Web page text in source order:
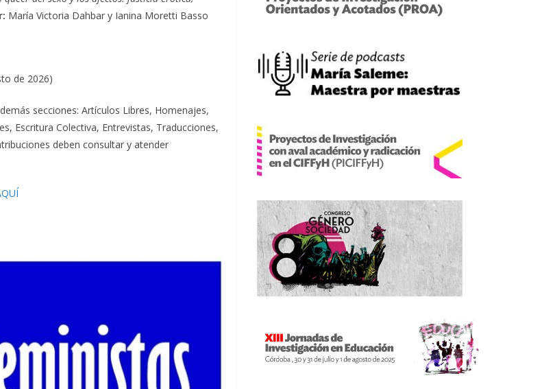
María Victoria Dahbar y Ianina Moretti Basso
de 2026)
secciones: Artículos Libres, Homenajes,
Escritura Colectiva, Entrevistas, Traducciones,
deben consultar y atender